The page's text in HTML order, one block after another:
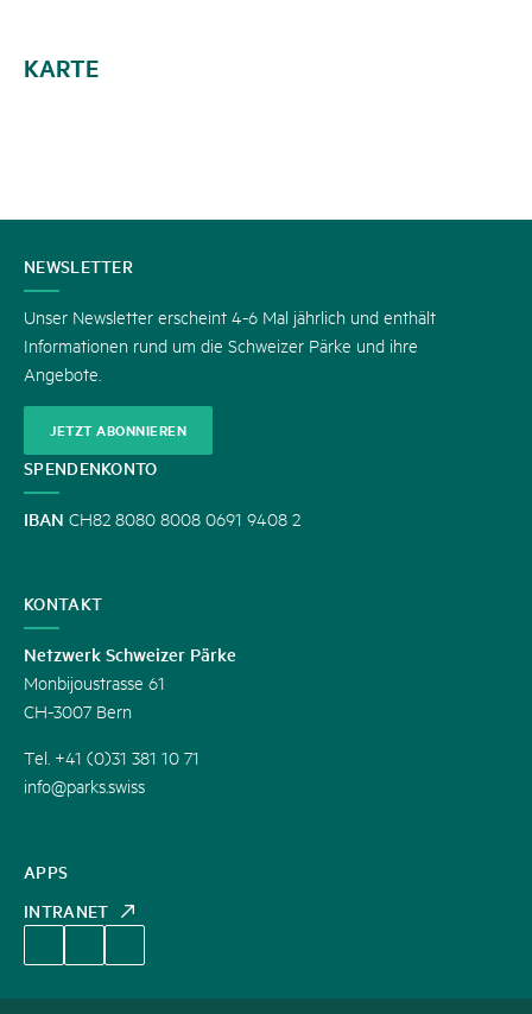
KARTE
KONTAKT
APPS
INTRANET
NEWSLETTER
Unser Newsletter erscheint 4-6 Mal jährlich und enthält
Informationen rund um die Schweizer Pärke und ihre
Angebote.
JETZT ABONNIEREN
SPENDENKONTO
IBAN CH82 8080 8008 0691 9408 2
KONTAKT
Netzwerk Schweizer Pärke
Monbijoustrasse 61
CH-3007 Bern
Tel. +41 (0)31 381 10 71
info@parks.swiss